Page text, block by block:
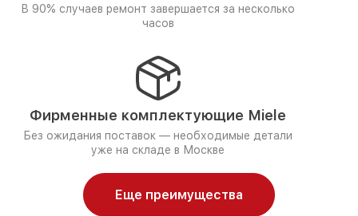
В 90% случаев ремонт завершается за несколько
часов
Фирменные комплектующие Miele
Без ожидания поставок — необходимые детали
уже на складе в Москве
Еще преимущества